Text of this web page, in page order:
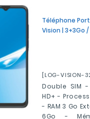
Téléphone
Vision | 3+3Go
[LOG-VISION-
Double SIM
HD+ -
- RAM 3 Go
6Go -